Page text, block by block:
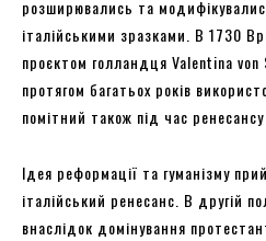
розширювались та
італійськими зразками. В 1730
проєктом голландця Valentina von
протягом багатьох років
помітний також під час
Ідея реформації та гуманізму
італійський ренесанс. В другій
внаслідок домінування